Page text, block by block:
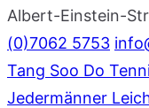
Albert-Einstein-
(0)7062 5753
Tang Soo Do
Jedermänner